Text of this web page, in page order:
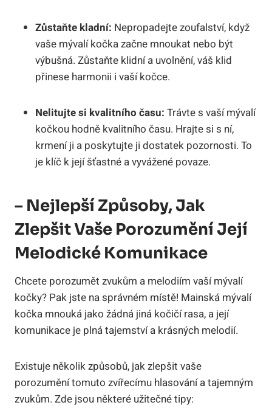
Zůstaňte kladní: Nepropadejte zoufalství, když
vaše mývalí kočka začne mnoukat nebo být
výbušná. Zůstaňte klidní a uvolnění, váš klid
přinese harmonii i vaší kočce.
Nelitujte si kvalitního času: Trávte s vaší mývalí
kočkou hodně kvalitního času. Hrajte si s ní,
krmení ji a poskytujte ji dostatek pozornosti. To
je klíč k její šťastné a vyvážené povaze.
– Nejlepší Způsoby, Jak
Zlepšit Vaše Porozumění Její
Melodické Komunikace
Chcete porozumět zvukům a melodiím vaší mývalí
kočky? Pak jste na správném místě! Mainská mývalí
kočka mnouká jako žádná jiná kočičí rasa, a její
komunikace je plná tajemství a krásných melodií.
Existuje několik způsobů, jak zlepšit vaše
porozumění tomuto zvířecímu hlasování a tajemným
zvukům. Zde jsou některé užitečné tipy: